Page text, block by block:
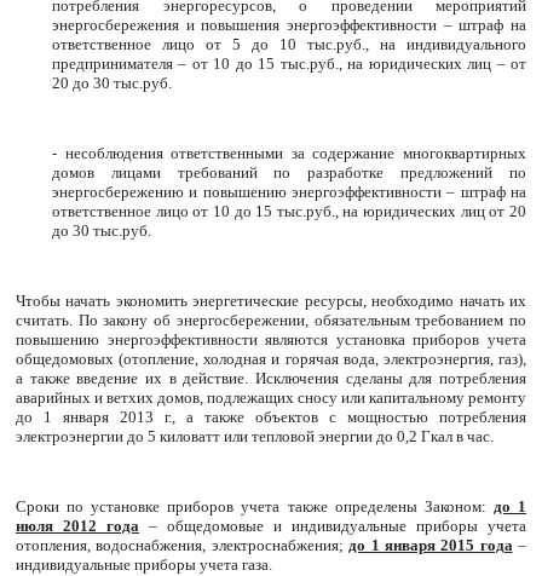
потребления энергоресурсов, о проведении мероприятий
энергосбережения и повышения энергоэффективности – штраф на
ответственное лицо от 5 до 10 тыс.руб., на индивидуального
предпринимателя – от 10 до 15 тыс.руб., на юридических лиц – от
20 до 30 тыс.руб.
- несоблюдения ответственными за содержание многоквартирных
домов лицами требований по разработке предложений по
энергосбережению и повышению энергоэффективности – штраф на
ответственное лицо от 10 до 15 тыс.руб., на юридических лиц от 20
до 30 тыс.руб.
Чтобы начать экономить энергетические ресурсы, необходимо начать их
считать. По закону об энергосбережении, обязательным требованием по
повышению энергоэффективности являются установка приборов учета
общедомовых (отопление, холодная и горячая вода, электроэнергия, газ),
а также введение их в действие. Исключения сделаны для потребления
аварийных и ветхих домов, подлежащих сносу или капитальному ремонту
до 1 января 2013 г., а также объектов с мощностью потребления
электроэнергии до 5 киловатт или тепловой энергии до 0,2 Гкал в час.
Сроки по установке приборов учета также определены Законом: до 1
июля 2012 года – общедомовые и индивидуальные приборы учета
отопления, водоснабжения, электроснабжения;до 1 января 2015 года–
индивидуальные приборы учета газа.